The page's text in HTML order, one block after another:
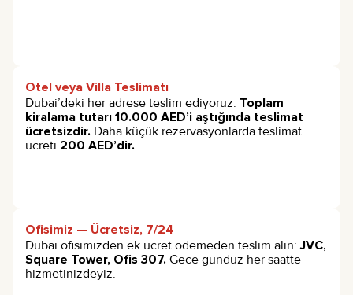
Otel veya Villa Teslimatı
Dubai’deki her adrese teslim ediyoruz. Toplam
kiralama tutarı 10.000 AED’i aştığında teslimat
ücretsizdir. Daha küçük rezervasyonlarda teslimat
ücreti 200 AED’dir.
Ofisimiz — Ücretsiz, 7/24
Dubai ofisimizden ek ücret ödemeden teslim alın:JVC,
Square Tower, Ofis 307. Gece gündüz her saatte
hizmetinizdeyiz.